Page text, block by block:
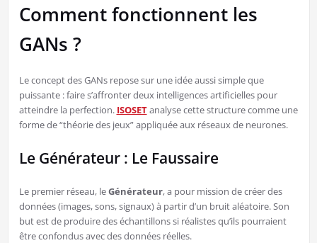
Comment fonctionnent les
GANs ?
Le concept des GANs repose sur une idée aussi simple que
puissante : faire s’affronter deux intelligences artificielles pour
atteindre la perfection. ISOSETanalyse cette structure comme une
forme de “théorie des jeux” appliquée aux réseaux de neurones.
Le Générateur : Le Faussaire
Le premier réseau, leGénérateur, a pour mission de créer des
données (images, sons, signaux) à partir d’un bruit aléatoire. Son
but est de produire des échantillons si réalistes qu’ils pourraient
être confondus avec des données réelles.